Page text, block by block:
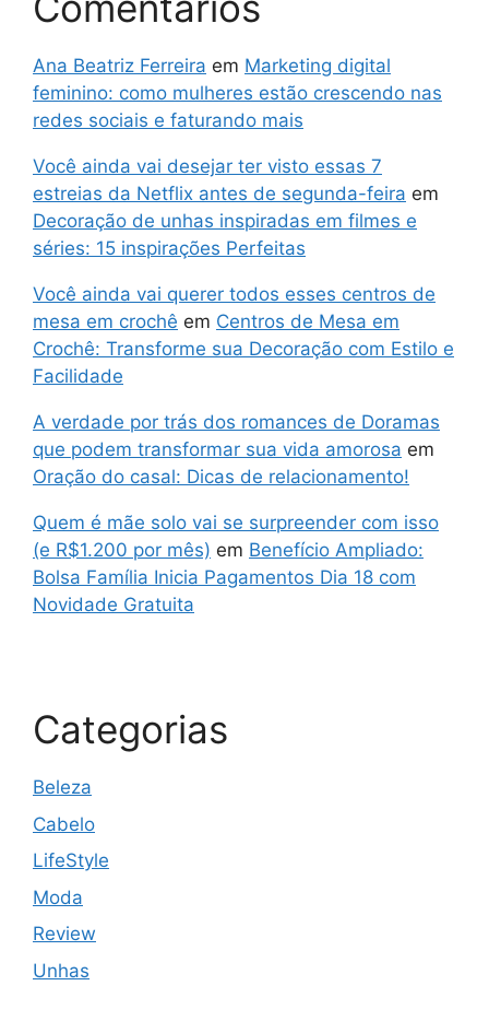
Ana Beatriz Ferreira em Marketing digital
feminino: como mulheres estão crescendo nas
redes sociais e faturando mais
Você ainda vai desejar ter visto essas 7
estreias da Netflix antes de segunda-feira em
Decoração de unhas inspiradas em filmes e
séries: 15 inspirações Perfeitas
Você ainda vai querer todos esses centros de
mesa em crochê em Centros de Mesa em
Crochê: Transforme sua Decoração com Estilo e
Facilidade
A verdade por trás dos romances de Doramas
que podem transformar sua vida amorosa em
Oração do casal: Dicas de relacionamento!
Quem é mãe solo vai se surpreender com isso
(e R$1.200 por mês) em Benefício Ampliado:
Bolsa Família Inicia Pagamentos Dia 18 com
Novidade Gratuita
Categorias
Beleza
Cabelo
LifeStyle
Moda
Review
Unhas